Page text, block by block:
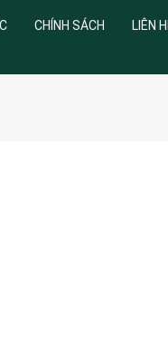
CHÍNH SÁCH LIÊN